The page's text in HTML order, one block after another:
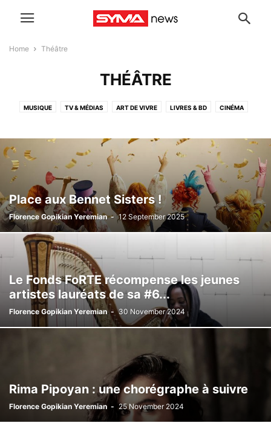
Home Théâtre
THÉÂTRE
MUSIQUE TV & MÉDIAS ART DE VIVRE LIVRES & BD CINÉMA
COMMUNIQUÉS DE PRESSE ARCHIVES
Place aux Bennet Sisters !
Florence Gopikian Yeremian - 12 September 2025
Le Fonds FoRTE récompense les jeunes
artistes lauréats de sa #6...
Florence Gopikian Yeremian - 30 November 2024
Rima Pipoyan : une chorégraphe à suivre
Florence Gopikian Yeremian - 25 November 2024